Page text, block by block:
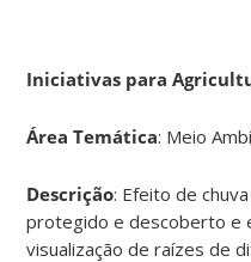
Iniciativas para
Área Temática: Meio
Descrição: Efeito de
protegido e descoberto e
visualização de raízes de